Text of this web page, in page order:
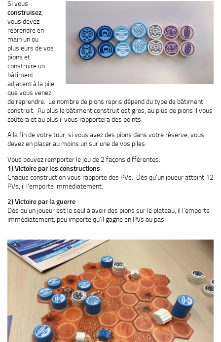
SI vous
construisez
vous devez
reprendre en
main un ou
plusieurs de vos
pions et
construire un
bâtiment
adjacent à la pile
que vous venez
de reprendre. Le nombre de pions repris dépend du type de bâtiment
construit. Au plus le bâtiment construit est gros, au plus de pions il vous
coûtera et au plus il vous rapportera des points.
A la fin de votre tour, si vous avez des pions dans votre réserve, vous
devez en placer au moins un sur une de vos piles.
Vous pouvez remporter le jeu de 2 façons différentes:
1) Victoire par les constructions
Chaque construction vous rapporte des PVs. Dès qu’un joueur atteint 12
PVs, il l’emporte immédiatement.
2) Victoire par la guerre
Dès qu’un joueur est le seul à avoir des pions sur le plateau, il l’emporte
immédiatement, peu importe qu’il gagne en PVs ou pas.